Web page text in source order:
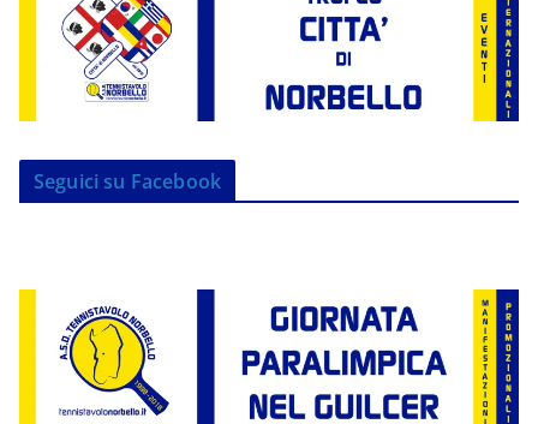
Seguici su Facebook